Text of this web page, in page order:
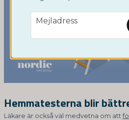
Hemmatesterna blir
Läkare är också väl medvetna om att
email
Mejladress